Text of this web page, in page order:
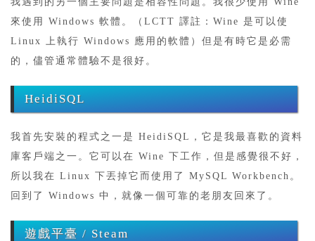
來使用 Windows 軟體。（LCTT 譯註：Wine 是可以使
Linux 上執行 Windows 應用的軟體）但是有時它是必需
的，儘管通常體驗不是很好。
HeidiSQL
我首先安裝的程式之一是 HeidiSQL，它是我最喜歡的資料
庫客戶端之一。它可以在 Wine 下工作，但是感覺很不好，
所以我在 Linux 下丟掉它而使用了 MySQL Workbench。
回到了 Windows 中，就像一個可靠的老朋友回來了。
遊戲平臺 / Steam